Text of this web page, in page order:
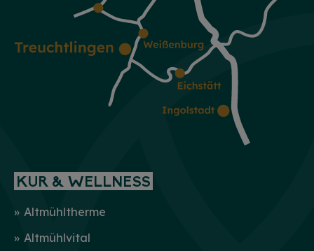
KUR & WELLNESS
Altmühltherme
Altmühlvital